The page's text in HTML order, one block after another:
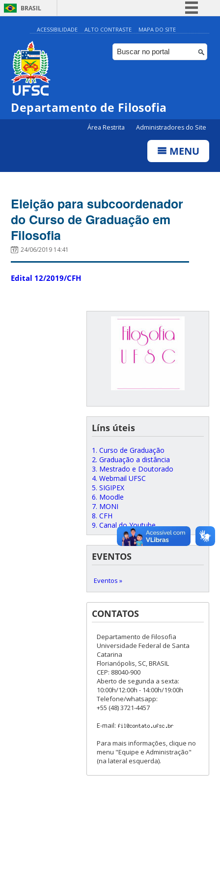
BRASIL
Simplifique!
Comunica BR
Participe
Canais
ACESSIBILIDADE ALTO CONTRASTE MAPA DO SITE
Departamento de Filosofia
Área Restrita Administradores do Site
MENU
Eleição para subcoordenador
do Curso de Graduação em
Filosofia
24/06/2019 14:41
Edital 12/2019/CFH
Líns úteis
1. Curso de Graduação
2. Graduação a distância
3. Mestrado e Doutorado
4. Webmail UFSC
5. SIGIPEX
6. Moodle
7. MONI
8. CFH
9. Canal do Youtube
EVENTOS
Eventos »
CONTATOS
Departamento de Filosofia
Universidade Federal de Santa
Catarina
Florianópolis, SC, BRASIL
CEP: 88040-900
Aberto de segunda a sexta:
10:00h/12:00h - 14:00h/19:00h
Telefone/whatsapp:
+55 (48) 3721-4457
E-mail:
Para mais informações, clique no
menu "Equipe e Administração"
(na lateral esquerda).